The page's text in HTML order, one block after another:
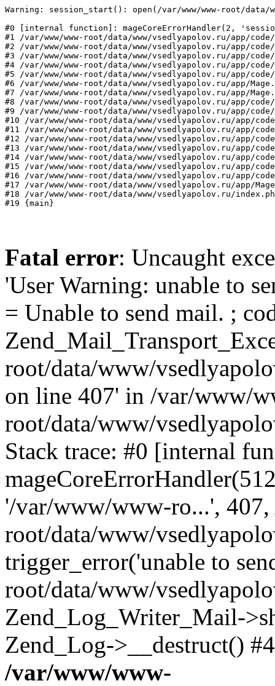
Warning: session_start(): open(/var/www/www-root/data/
#0 [internal function]: mageCoreErrorHandler(2,
#1 /var/www/www-root/data/www/vsedlyapolov.ru/app/
#2 /var/www/www-root/data/www/vsedlyapolov.ru/app/
#3 /var/www/www-root/data/www/vsedlyapolov.ru/app/
#4 /var/www/www-root/data/www/vsedlyapolov.ru/app/
#5 /var/www/www-root/data/www/vsedlyapolov.ru/app/
#6 /var/www/www-root/data/www/vsedlyapolov.ru/app/
#7 /var/www/www-root/data/www/vsedlyapolov.ru/app/
#8 /var/www/www-root/data/www/vsedlyapolov.ru/app/
#9 /var/www/www-root/data/www/vsedlyapolov.ru/app/
#10 /var/www/www-root/data/www/vsedlyapolov.ru/app/
#11 /var/www/www-root/data/www/vsedlyapolov.ru/app/
#12 /var/www/www-root/data/www/vsedlyapolov.ru/app/
#13 /var/www/www-root/data/www/vsedlyapolov.ru/app/
#14 /var/www/www-root/data/www/vsedlyapolov.ru/app/
#15 /var/www/www-root/data/www/vsedlyapolov.ru/app/
#16 /var/www/www-root/data/www/vsedlyapolov.ru/app/
#17 /var/www/www-root/data/www/vsedlyapolov.ru/app/
#18 /var/www/www-root/data/www/vsedlyapolov.ru/
#19 {main}
Fatal error: Uncaught
'User Warning: unable to
= Unable to send mail. ;
root/data/www/
on line 407' in /var/www/
root/data/www/
Stack trace: #0 [internal
'/var/www/www-ro...',
root/data/www/
trigger_error('unable to
root/data/www/
Zend_Log_Writer_Mail-
Zend_Log->__destruct()
/var/www/www-